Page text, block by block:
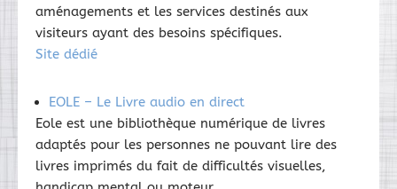
aménagements et les services destinés aux
visiteurs ayant des besoins spécifiques.
Site dédié
EOLE – Le Livre audio en direct
Eole est une bibliothèque numérique de livres
adaptés pour les personnes ne pouvant lire des
livres imprimés du fait de difficultés visuelles,